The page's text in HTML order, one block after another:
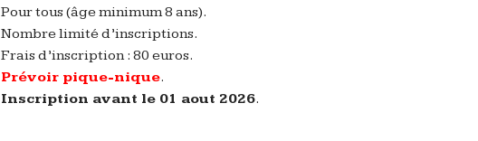
Pour tous (âge minimum 8 ans).
Nombre limité d’inscriptions.
Frais d’inscription : 80 euros.
Prévoir pique-nique.
Inscription avant le 01 aout 2026.